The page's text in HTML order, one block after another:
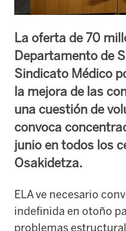
La oferta de 70
Departamento de
Sindicato Médico
la mejora de las
una cuestión de
convoca
junio en todos los
Osakidetza.
ELA ve necesario
indefinida en otoño
problemas